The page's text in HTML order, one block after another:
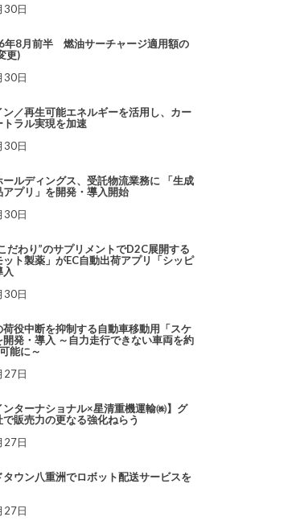
30日
年8月前半 燃油サーチャージ適用額の
更)
30日
ン／再生可能エネルギーを活用し、カー
トラル実現を加速
30日
ールディングス、受託物流業務に 「生成
プリ」を開発・導入開始
30日
だわり”のサプリメントでD2C展開する
ット製薬」がEC自動出荷アプリ「シッピ
30日
荷役中断を抑制する自動車移動用「スケ
開発・導入 ～自力走行できない車両を約
能に～
27日
ンターナショナル×星清重機運輸㈱】グ
で販売力の更なる強化ねらう
27日
タウン八重洲でロボット配送サービスを
27日